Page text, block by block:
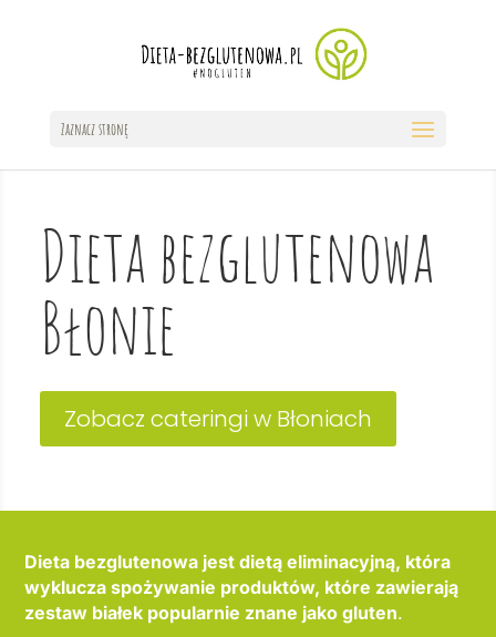
Zaznacz stronę
Dieta bezglutenowa
Błonie
Zobacz cateringi w Błoniach
Dieta bezglutenowa jest dietą eliminacyjną, która
wyklucza spożywanie produktów, które zawierają
zestaw białek popularnie znane jako gluten.